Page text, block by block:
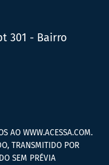
301 - Bairro
AO WWW.ACESSA.COM.
TRANSMITIDO POR
SEM PRÉVIA